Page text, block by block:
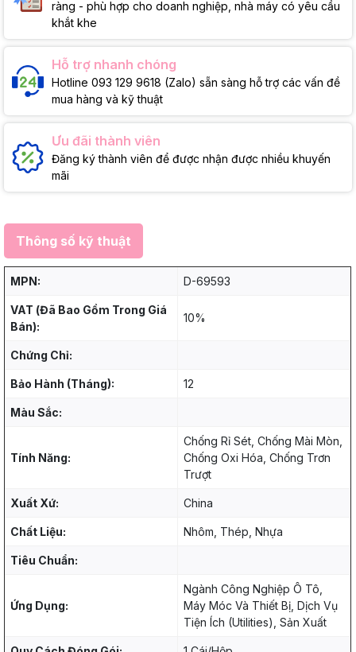
ràng - phù hợp cho doanh nghiệp, nhà máy có yêu cầu
khắt khe
Hỗ trợ nhanh chóng
Hotline 093 129 9618 (Zalo) sẵn sàng hỗ trợ các vấn đề
mua hàng và kỹ thuật
Ưu đãi thành viên
Đăng ký thành viên để được nhận được nhiều khuyến
mãi
Thông số kỹ thuật
MPN: D-69593
VAT (Đã Bao Gồm Trong Giá
Bán):
10%
Chứng Chỉ:
Bảo Hành (Tháng): 12
Màu Sắc:
Tính Năng:
Chống Rỉ Sét, Chống Mài Mòn,
Chống Oxi Hóa, Chống Trơn
Trượt
Xuất Xứ: China
Chất Liệu: Nhôm, Thép, Nhựa
Tiêu Chuẩn:
Ứng Dụng:
Ngành Công Nghiệp Ô Tô,
Máy Móc Và Thiết Bị, Dịch Vụ
Tiện Ích (Utilities), Sản Xuất